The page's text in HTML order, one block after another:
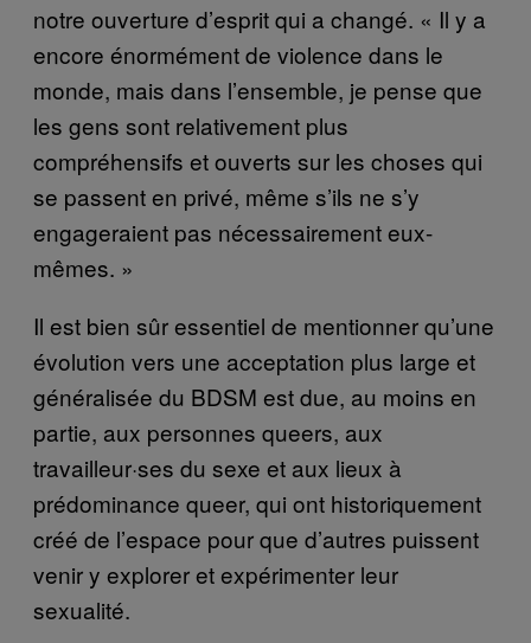
notre ouverture d’esprit qui a changé. « Il y a
encore énormément de violence dans le
monde, mais dans l’ensemble, je pense que
les gens sont relativement plus
compréhensifs et ouverts sur les choses qui
se passent en privé, même s’ils ne s’y
engageraient pas nécessairement eux-
mêmes. »
Il est bien sûr essentiel de mentionner qu’une
évolution vers une acceptation plus large et
généralisée du BDSM est due, au moins en
partie, aux personnes queers, aux
travailleur·ses du sexe et aux lieux à
prédominance queer, qui ont historiquement
créé de l’espace pour que d’autres puissent
venir y explorer et expérimenter leur
sexualité.